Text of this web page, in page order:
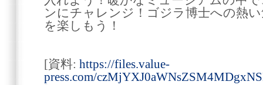
ンにチャレンジ！ゴジラ博士への熱
を楽しもう！
[資料: https://files.value-
press.com/